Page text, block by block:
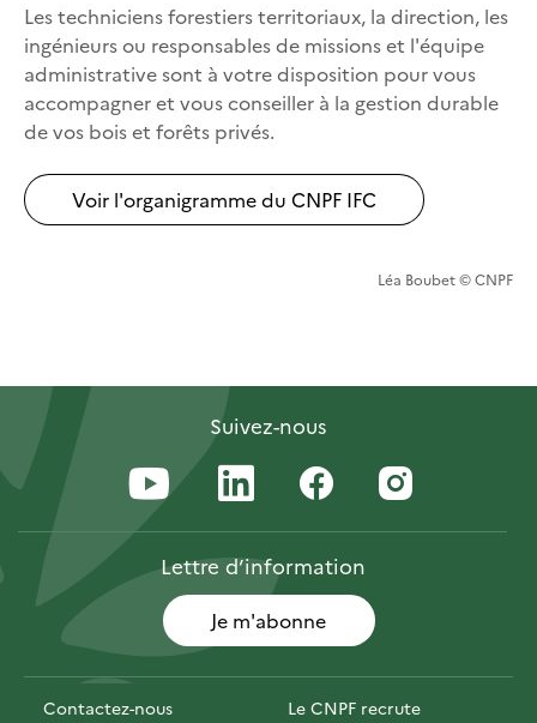
Les techniciens forestiers territoriaux, la direction, les
ingénieurs ou responsables de missions et l'équipe
administrative sont à votre disposition pour vous
accompagner et vous conseiller à la gestion durable
de vos bois et forêts privés.
Voir l'organigramme du CNPF IFC
Léa Boubet © CNPF
Suivez-nous
Lettred’information
Je m'abonne
Contactez-nous Le CNPF recrute